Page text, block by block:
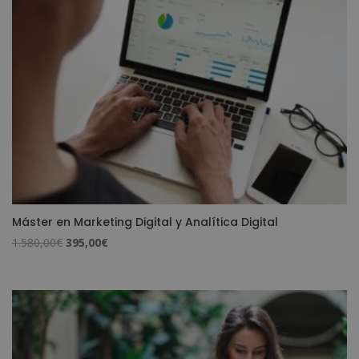
Máster en Marketing Digital y Analítica Digital
1.580,00€ El
era:
1.580,00€.
395,00€
es:
395,00€.